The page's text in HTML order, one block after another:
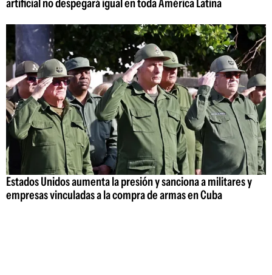
Estados Unidos aumenta la presión y sanciona a militares y
empresas vinculadas a la compra de armas en Cuba